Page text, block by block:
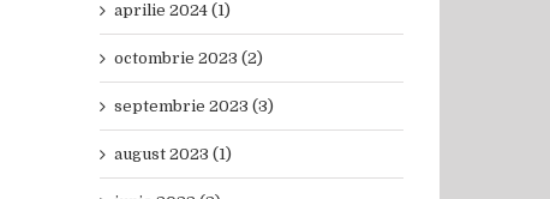
aprilie 2024 (1)
octombrie 2023 (2)
septembrie 2023 (3)
august 2023 (1)